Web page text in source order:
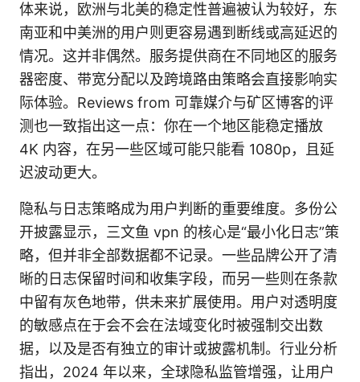
体来说，欧洲与北美的稳定性普遍被认为较好，东
南亚和中美洲的用户则更容易遇到断线或高延迟的
情况。这并非偶然。服务提供商在不同地区的服务
器密度、带宽分配以及跨境路由策略会直接影响实
际体验。Reviews from 可靠媒介与矿区博客的评
测也一致指出这一点：你在一个地区能稳定播放
4K 内容，在另一些区域可能只能看 1080p，且延
迟波动更大。
隐私与日志策略成为用户判断的重要维度。多份公
开披露显示，三文鱼 vpn 的核心是“最小化日志”策
略，但并非全部数据都不记录。一些品牌公开了清
晰的日志保留时间和收集字段，而另一些则在条款
中留有灰色地带，供未来扩展使用。用户对透明度
的敏感点在于会不会在法域变化时被强制交出数
据，以及是否有独立的审计或披露机制。行业分析
指出，2024 年以来，全球隐私监管增强，让用户